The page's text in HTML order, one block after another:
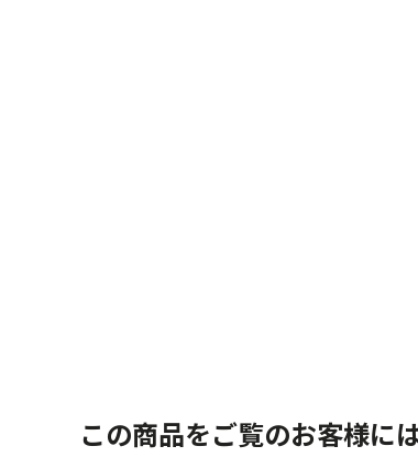
この商品をご覧のお客様に